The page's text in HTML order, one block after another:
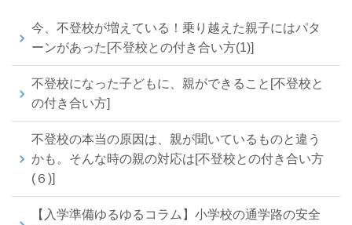
今、不登校が増えている！乗り越えた親子にはパタ
ーンがあった[不登校との付き合い方(1)]
不登校になった子どもに、親ができること[不登校と
の付き合い方]
不登校の本当の原因は、親が聞いているものと違う
かも。そんな時の親の対応は[不登校との付き合い方
(６)]
【入学準備ゆるゆるコラム】小学校の通学路の安全